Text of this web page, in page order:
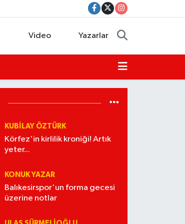
Video Yazarlar
KUBİLAY ÖZTÜRK
Körfez'in kirlilik kroniği! Artık
yeter...
KONUK YAZAR
Balıkesirspor'un forma gecesi
üzerine notlar